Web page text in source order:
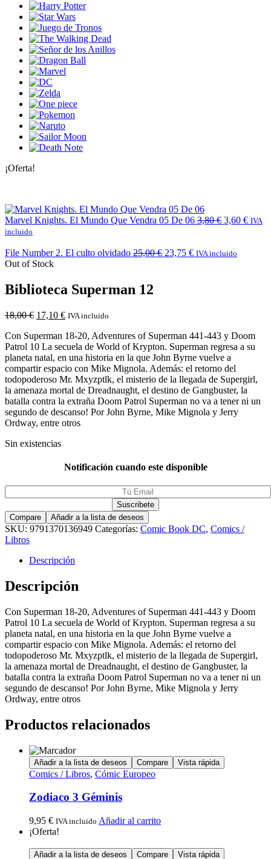
¡Oferta!
Marvel Knights. El Mundo Que Vendra 05 De 06 3,80€ 3,60 € IVA
incluido
File Number 2. El culto olvidado 25,00€ 23,75 € IVA incluido
Out of Stock
Biblioteca Superman 12
18,00€ 17,10 € IVA incluido
Con Superman 18-20, Adventures of Superman 441-443 y Doom
Patrol 10 La secuela de World of Krypton. Superman regresa a su
planeta natal, en una historia en la que John Byrne vuelve a
compartir espacio con Mike Mignola. Además: el retorno del
todopoderoso Mr. Mxyzptlk, el misterio de la llegada de Supergirl,
la amenaza mortal de Dreadnaught, el destino de Gangbuster, la
batalla contra la extraña Doom Patrol Superman no va a tener ni un
segundo de descanso! Por John Byrne, Mike Mignola y Jerry
Ordway, entre otros
Sin existencias
Notificación cuando este disponible
Compare Añadir a la lista de deseos
SKU: 9791370136949 Categorías: Comic Book DC, Comics /
Libros
Descripción
Descripción
Con Superman 18-20, Adventures of Superman 441-443 y Doom
Patrol 10 La secuela de World of Krypton. Superman regresa a su
planeta natal, en una historia en la que John Byrne vuelve a
compartir espacio con Mike Mignola. Además: el retorno del
todopoderoso Mr. Mxyzptlk, el misterio de la llegada de Supergirl,
la amenaza mortal de Dreadnaught, el destino de Gangbuster, la
batalla contra la extraña Doom Patrol Superman no va a tener ni un
segundo de descanso! Por John Byrne, Mike Mignola y Jerry
Ordway, entre otros
Productos relacionados
Añadir a la lista de deseos Compare Vista rápida
Comics / Libros, Cómic Europeo
Zodiaco 3 Géminis
9,95 € IVA incluido Añadir al carrito
¡Oferta!
Añadir a la lista de deseos Compare Vista rápida